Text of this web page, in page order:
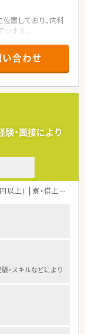
います。
置しており、内科
ます。
ます。
り、駐車場も完備
です。
おり、創業以来45
。
実績を持ち、愛を
ます。
営を継続してい
す。
可能であり、これ
宅手当が支給され
。
水準を実現して
す。
暇を合わせて年間
なく、15分単位で
ん。
取得が可能であ
合わせ
・面接により
以上) 寮・借上社宅あり
・スキルなどにより